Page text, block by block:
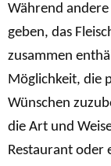
Während andere
geben, das
zusammen
Möglichkeit, die
Wünschen
die Art und
Restaurant oder